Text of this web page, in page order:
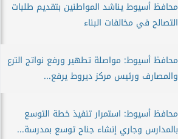
محافظ أسيوط يناشد المواطنين بتقديم طلبات
التصالح في مخالفات البناء
محافظ أسيوط: مواصلة تطهير ورفع نواتج الترع
والمصارف ورئيس مركز ديروط يرفع...
محافظ أسيوط: استمرار تنفيذ خطة التوسع
بالمدارس وجاري إنشاء جناح توسع بمدرسة...